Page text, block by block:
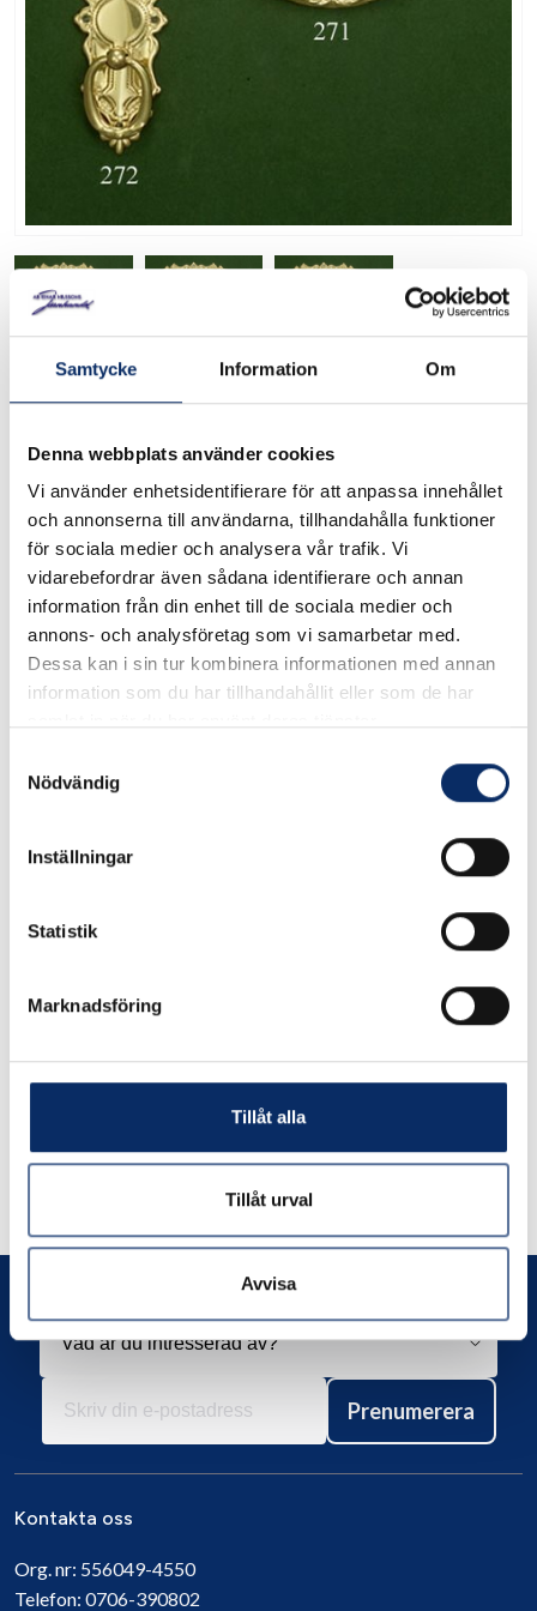
Samtycke Information Om
Denna webbplats använder cookies
Vi använder enhetsidentifierare för att anpassa innehållet
och annonserna till användarna, tillhandahålla funktioner
för sociala medier och analysera vår trafik. Vi
vidarebefordrar även sådana identifierare och annan
information från din enhet till de sociala medier och
annons- och analysföretag som vi samarbetar med.
Dessa kan i sin tur kombinera informationen med annan
information som du har tillhandahållit eller som de har
Nödvändig
Inställningar
Statistik
Marknadsföring
Tillåt alla
Tillåt urval
Avvisa
Möbelhandtag 270
Nyrenesans Stil
Art. nr:270
Möbelhandtag i mässing, klarlackade Utan nyckelhål Tre
varianter 270 113x39 mm 271 94x34 mm 272 34x94 mm
Inklusive skruv.
I lager
Välj Modell
Liknande produkter
Andra har även tittat på
Prenumerera
Kontakta oss
Org. nr: 556049-4550
Telefon: 0706-390802